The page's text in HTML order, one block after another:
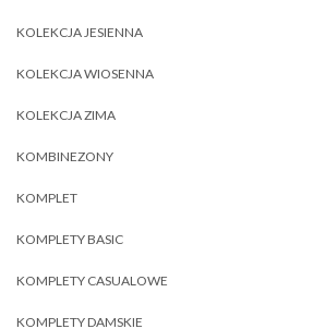
KOLEKCJA JESIENNA
KOLEKCJA WIOSENNA
KOLEKCJA ZIMA
KOMBINEZONY
KOMPLET
KOMPLETY BASIC
KOMPLETY CASUALOWE
KOMPLETY DAMSKIE